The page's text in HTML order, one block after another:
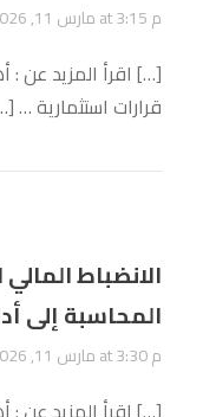
مارس 11, 2026 at 3:15 م
[…] اقرأ المزيد عن :
قرارات استثمارية …
المحاسبة إلى
مارس 11, 2026 at 3:30 م